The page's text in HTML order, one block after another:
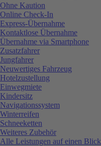
Ohne Kaution
Online Check-In
Express-Übernahme
Kontaktlose Übernahme
Übernahme via Smartphone
Zusatzfahrer
Jungfahrer
Neuwertiges Fahrzeug
Hotelzustellung
Einwegmiete
Kindersitz
Navigationssystem
Winterreifen
Schneeketten
Weiteres Zubehör
Alle Leistungen auf einen Blick